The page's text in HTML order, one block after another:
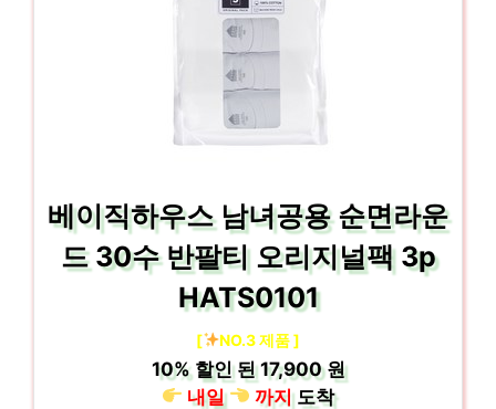
베이직하우스 남녀공용 순면라운
드 30수 반팔티 오리지널팩 3p
HATS0101
[ NO.3 제품 ]
10%할인 된17,900 원
내일
까지도착